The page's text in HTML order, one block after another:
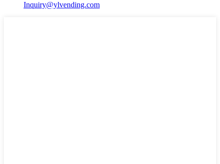
Inquiry@ylvending.com